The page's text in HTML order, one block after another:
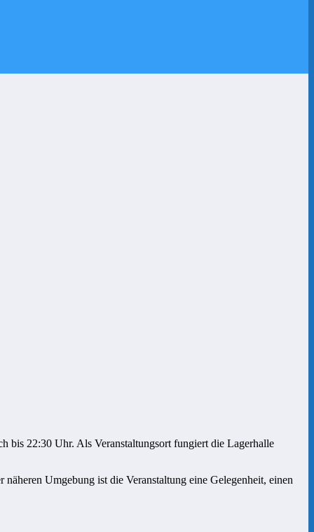
bis 22:30 Uhr. Als Veranstaltungsort fungiert die Lagerhalle
Umgebung ist die Veranstaltung eine Gelegenheit, einen